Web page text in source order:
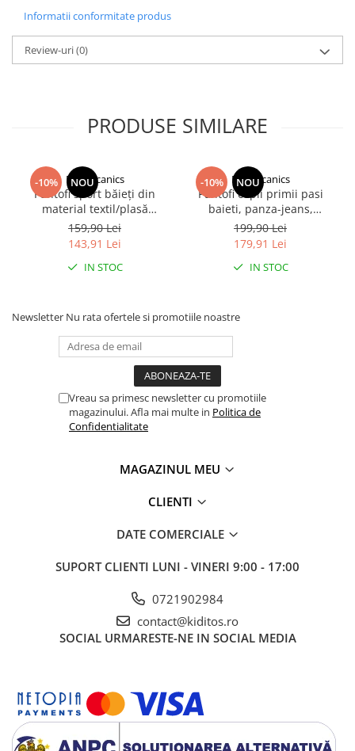
Informatii conformitate produs
Review-uri(0)
PRODUSE SIMILARE
-10% NOU
Biomecanics
Pantofi sport băieți din
material textil/plasă
elastică, albastru,
Biomecanics
159,90 Lei
143,91 Lei
IN STOC
-10% NOU
Biomecanics
Pantofi copii primii pasi
baieti, panza-jeans,
Biomecanics
199,90 Lei
179,91 Lei
IN STOC
Newsletter Nu rata ofertele si promotiile noastre
Vreau sa primesc newsletter cu promotiile
magazinului. Afla mai multe in Politica de
Confidentialitate
MAGAZINUL MEU
CLIENTI
DATE COMERCIALE
SUPORT CLIENTI LUNI - VINERI 9:00 - 17:00
0721902984
contact@kiditos.ro
SOCIAL URMARESTE-NE IN SOCIAL MEDIA